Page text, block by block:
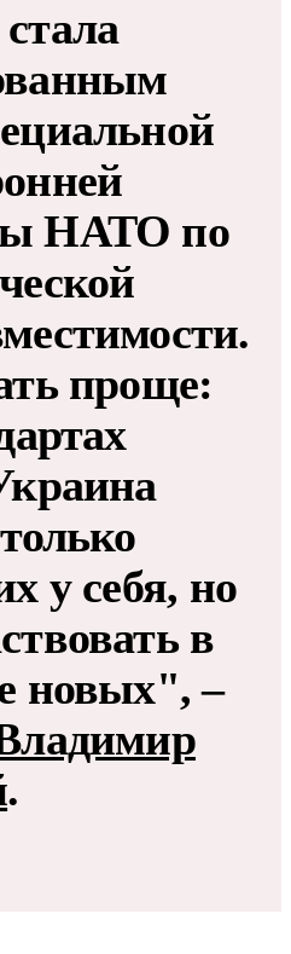
НАТО по
проще:
у себя, но
в
новых", –
.